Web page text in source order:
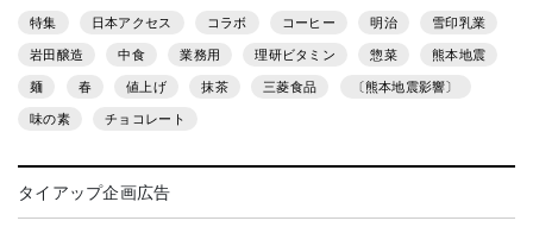
特集 日本アクセス コラボ コーヒー 明治 雪印乳業
岩田醸造 中食 業務用 理研ビタミン 惣菜 熊本地震
麺 春 値上げ 抹茶 三菱食品 〔熊本地震影響〕
味の素 チョコレート
タイアップ企画広告